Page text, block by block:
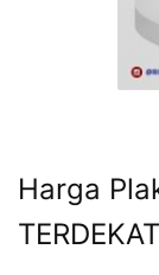
Harga